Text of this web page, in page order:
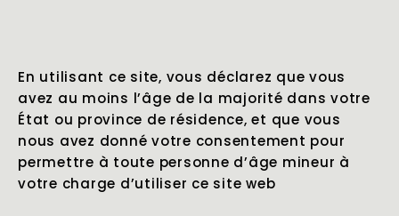
En utilisant ce site, vous déclarez que vous
avez au moins l’âge de la majorité dans votre
État ou province de résidence, et que vous
nous avez donné votre consentement pour
permettre à toute personne d’âge mineur à
votre charge d’utiliser ce site web